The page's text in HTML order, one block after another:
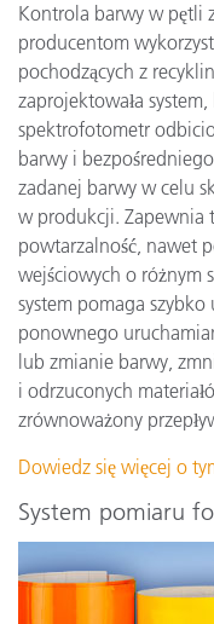
Kontrola barwy w pętli
producentom
pochodzących z
zaprojektowała
spektrofotometr
barwy i
zadanej barwy w celu
w produkcji. Zapewnia
powtarzalność, nawet
wejściowych o różnym
system pomaga szybko
ponownego
lub zmianie barwy,
i odrzuconych
zrównoważony
Dowiedz się więcej o
System pomiaru